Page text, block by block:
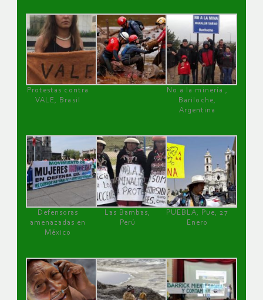
Protestas contra
VALE, Brasil
No a la minería ,
Bariloche,
Argentina
Defensoras
amenazadas en
México
Las Bambas,
Perú
PUEBLA, Pue, 27
Enero